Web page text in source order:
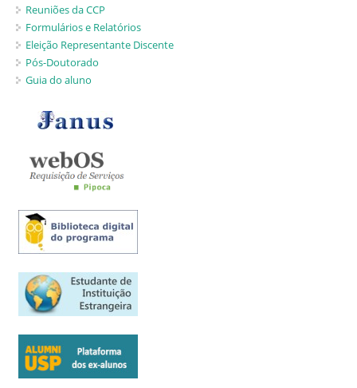
Reuniões da CCP
Formulários e Relatórios
Eleição Representante Discente
Pós-Doutorado
Guia do aluno